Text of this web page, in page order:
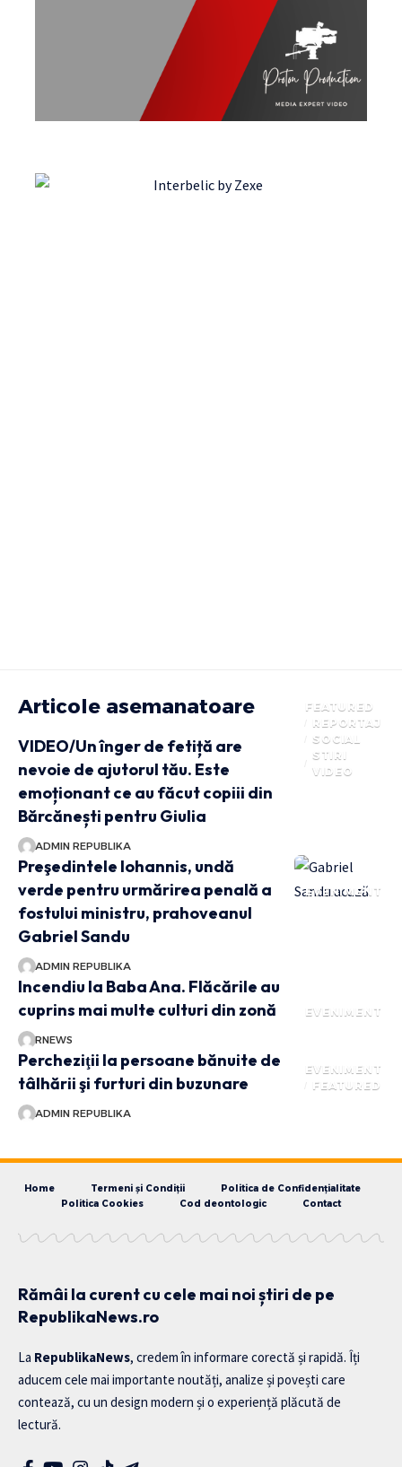
Articole asemanatoare
FEATURED
REPORTAJ
SOCIAL
STIRI
VIDEO
VIDEO/Un înger de fetiță are
nevoie de ajutorul tău. Este
emoționant ce au făcut copiii din
Bărcănești pentru Giulia
ADMIN REPUBLIKA
EVENIMENT
Preşedintele Iohannis, undă
verde pentru urmărirea penală a
fostului ministru, prahoveanul
Gabriel Sandu
ADMIN REPUBLIKA
EVENIMENT
Incendiu la Baba Ana. Flăcările au
cuprins mai multe culturi din zonă
RNEWS
EVENIMENT
FEATURED
Percheziţii la persoane bănuite de
tâlhării şi furturi din buzunare
ADMIN REPUBLIKA
Home Termeni și Condiții
Politica de Confidențialitate
Politica Cookies
Cod deontologic Contact
Rămâi la curent cu cele mai noi știri de pe
RepublikaNews.ro
La RepublikaNews, credem în informare corectă și rapidă. Îți
aducem cele mai importante noutăți, analize și povești care
contează, cu un design modern și o experiență plăcută de
lectură.